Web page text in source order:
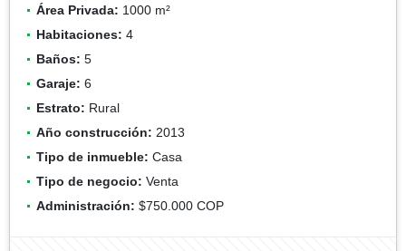
Área Privada: 1000 m²
Habitaciones: 4
Baños: 5
Garaje: 6
Estrato: Rural
Año construcción: 2013
Tipo de inmueble: Casa
Tipo de negocio: Venta
Administración: $750.000 COP